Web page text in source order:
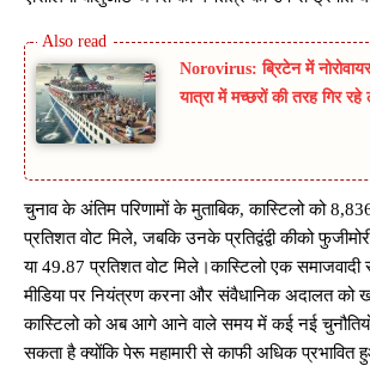
Norovirus: ब्रिटेन में
यात्रा में मच्छरों की तरह गिर रहे
चुनाव के अंतिम परिणामों के मुताबिक, कास्टिलो को
प्रतिशत वोट मिले, जबकि उनके प्रतिद्वंद्वी कीको
या 49.87 प्रतिशत वोट मिले।कास्टिलो एक समाजवादी
मीडिया पर नियंत्रण करना और संवैधानिक अदालत को
कास्टिलो को अब आगे आने वाले समय में कई नई
सकता है क्योंकि पेरू महामारी से काफी अधिक प्रभावित